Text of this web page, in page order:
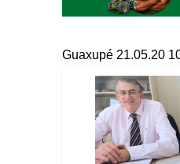
Guaxupé 21.05.20